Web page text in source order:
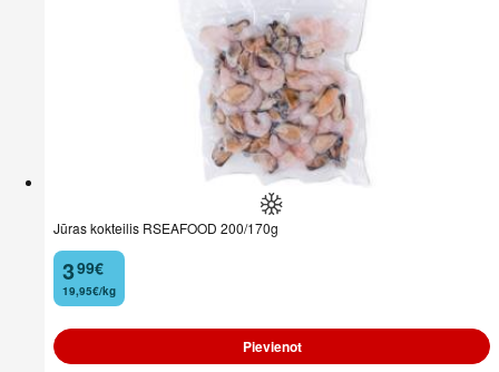
Jūras kokteilis RSEAFOOD 200/170g
3
. 99€
19,95€/kg
Pievienot